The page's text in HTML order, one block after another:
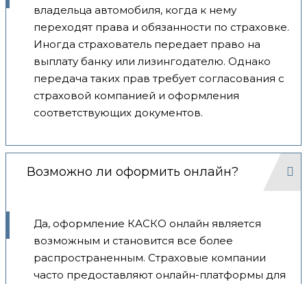
владельца автомобиля, когда к нему
переходят права и обязанности по страховке.
Иногда страхователь передает право на
выплату банку или лизингодателю. Однако
передача таких прав требует согласования с
страховой компанией и оформления
соответствующих документов.
Возможно ли оформить онлайн?
Да, оформление КАСКО онлайн является
возможным и становится все более
распространенным. Страховые компании
часто предоставляют онлайн-платформы для